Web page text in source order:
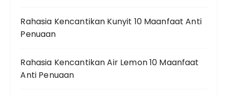
Rahasia Kencantikan Kunyit 10 Maanfaat Anti
Penuaan
Rahasia Kencantikan Air Lemon 10 Maanfaat
Anti Penuaan